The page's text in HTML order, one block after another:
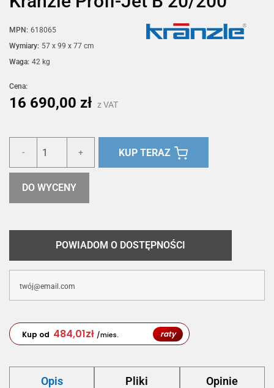
MPN: 618065
Wymiary: 57 x 99 x 77 cm
Waga: 42 kg
Cena:
16 690,00 zł z VAT
- + KUP TERAZ
DO WYCENY
POWIADOM O DOSTĘPNOŚCI
Kup od 484,01zł /mies. raty
Opis Pliki Opinie